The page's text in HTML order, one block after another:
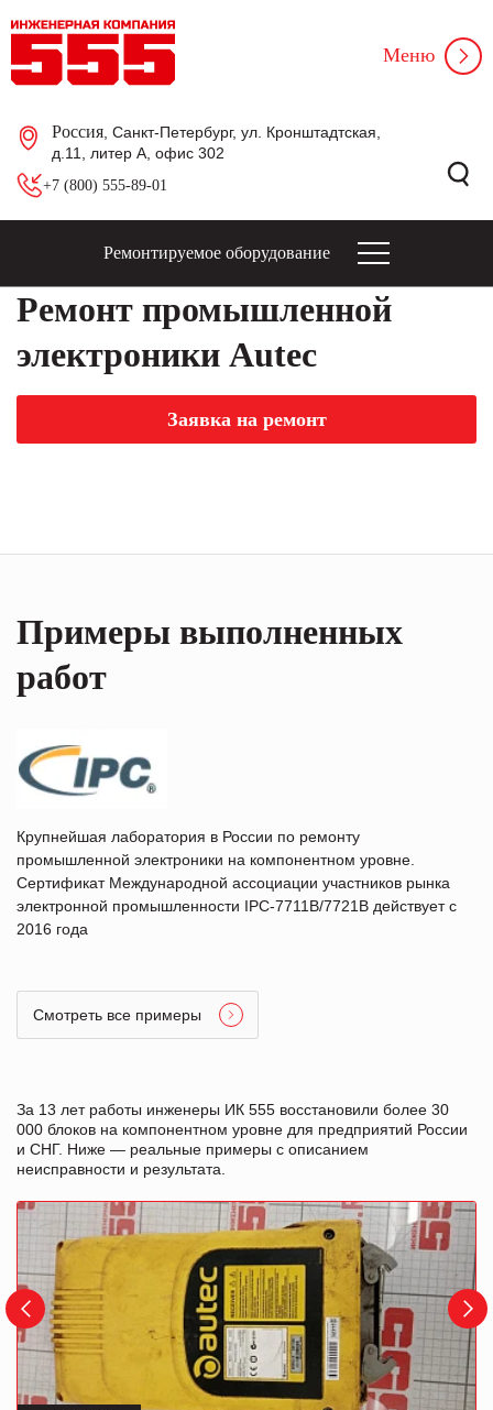
Россия , Санкт-Петербург, ул. Кронштадтская,
д.11, литер А, офис 302
+7 (800) 555-89-01
Меню
Ремонтируемое оборудование
Ремонт промышленной
электроники Autec
Заявка на ремонт
Примеры выполненных
работ
Крупнейшая лаборатория в России по ремонту
промышленной электроники на компонентном уровне.
Сертификат Международной ассоциации участников рынка
электронной промышленности IPC-7711B/7721B действует с
2016 года
Смотреть все примеры
За 13 лет работы инженеры ИК 555 восстановили более 30
000 блоков на компонентном уровне для предприятий России
и СНГ. Ниже — реальные примеры с описанием
неисправности и результата.